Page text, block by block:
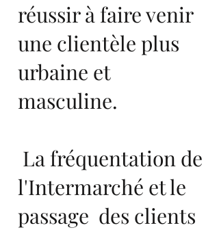
réussir à faire venir
une clientèle plus
urbaine et
masculine.
La fréquentation de
l'Intermarché et le
passage des clients